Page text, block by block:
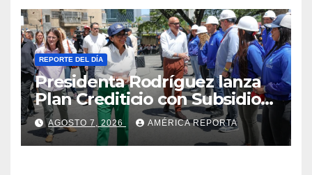
REPORTE DEL DÍA
Presidenta Rodríguez lanza
Plan Crediticio con Subsidio
Directo en encuentro con
Juntas de Condominio
AGOSTO 7, 2026 AMÉRICA REPORTA